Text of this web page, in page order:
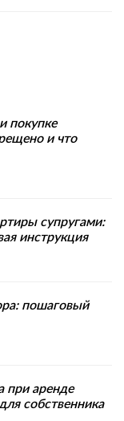
покупке
и что
супругами:
инструкция
пошаговый
при аренде
собственника